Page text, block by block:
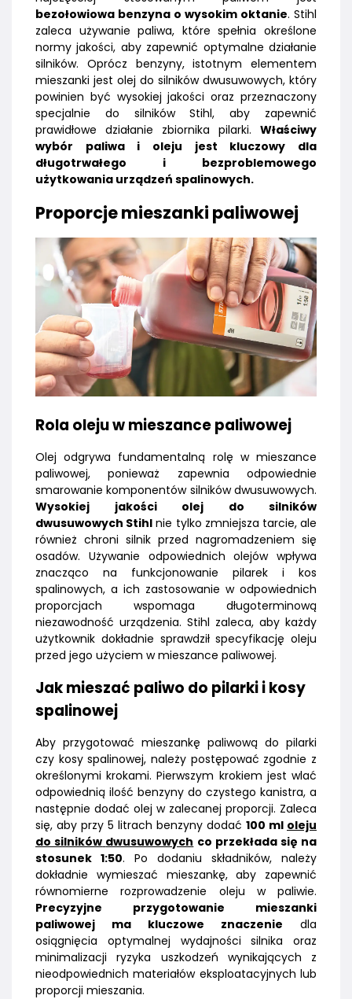
bezołowiowa benzyna o wysokim oktanie. Stihl
zaleca używanie paliwa, które spełnia określone
normy jakości, aby zapewnić optymalne działanie
silników. Oprócz benzyny, istotnym elementem
mieszanki jest olej do silników dwusuwowych, który
powinien być wysokiej jakości oraz przeznaczony
specjalnie do silników Stihl, aby zapewnić
prawidłowe działanie zbiornika pilarki. Właściwy
wybór paliwa i oleju jest kluczowy dla
długotrwałego i bezproblemowego
użytkowania urządzeń spalinowych.
Proporcje mieszanki paliwowej
Rola oleju w mieszance paliwowej
Olej odgrywa fundamentalną rolę w mieszance
paliwowej, ponieważ zapewnia odpowiednie
smarowanie komponentów silników dwusuwowych.
Wysokiej jakości olej do silników
dwusuwowych Stihl nie tylko zmniejsza tarcie, ale
również chroni silnik przed nagromadzeniem się
osadów. Używanie odpowiednich olejów wpływa
znacząco na funkcjonowanie pilarek i kos
spalinowych, a ich zastosowanie w odpowiednich
proporcjach wspomaga długoterminową
niezawodność urządzenia. Stihl zaleca, aby każdy
użytkownik dokładnie sprawdził specyfikację oleju
przed jego użyciem w mieszance paliwowej.
Jak mieszać paliwo do pilarki i kosy
spalinowej
Aby przygotować mieszankę paliwową do pilarki
czy kosy spalinowej, należy postępować zgodnie z
określonymi krokami. Pierwszym krokiem jest wlać
odpowiednią ilość benzyny do czystego kanistra, a
następnie dodać olej w zalecanej proporcji. Zaleca
się, aby przy 5 litrach benzyny dodać 100 ml oleju
do silników dwusuwowych co przekłada się na
stosunek 1:50. Po dodaniu składników, należy
dokładnie wymieszać mieszankę, aby zapewnić
równomierne rozprowadzenie oleju w paliwie.
Precyzyjne przygotowanie mieszanki
paliwowej ma kluczowe znaczenie dla
osiągnięcia optymalnej wydajności silnika oraz
minimalizacji ryzyka uszkodzeń wynikających z
nieodpowiednich materiałów eksploatacyjnych lub
proporcji mieszania.